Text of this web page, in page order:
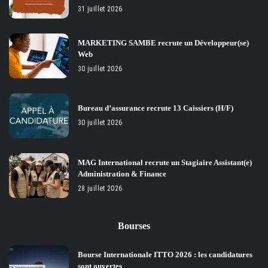
31 juillet 2026
MARKETING SAMBE recrute un Développeur(se)
Web
30 juillet 2026
Bureau d’assurance recrute 13 Caissiers (H/F)
30 juillet 2026
MAG International recrute un Stagiaire Assistant(e)
Administration & Finance
28 juillet 2026
Bourses
Bourse Internationale ITTO 2026 : les candidatures
sont ouvertes